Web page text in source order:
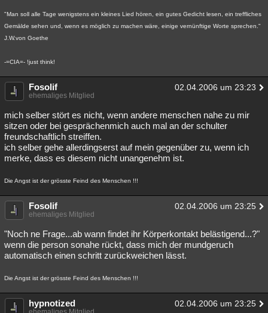
"Man soll alle Tage wenigstens ein kleines Lied hören, ein gutes Gedicht lesen, ein treffliches
Gemälde sehen und, wenn es möglich zu machen wäre, einige vernünftige Worte sprechen."
J.W.von Goethe
-=CIA=- !just think!
Fosolif 02.04.2006 um 23:23
ehemaliges Mitglied
mich selber stört es nicht, wenn andere menschen nahe zu mir
sitzen oder bei gesprächenmich auch mal an der schulter
freundschaftlich streiffen.
ich selber gehe allerdingserst auf mein gegenüber zu, wenn ich
merke, dass es diesem nicht unangenehm ist.
Die Angst ist der grösste Feind des Menschen !!!
Fosolif 02.04.2006 um 23:25
ehemaliges Mitglied
"Noch ne Frage...ab wann findet ihr Körperkontakt belästigend...?"
wenn die person sonahe rückt, dass mich der mundgeruch
automatisch einen schritt zurückweichen lässt.
Die Angst ist der grösste Feind des Menschen !!!
hypnotized 02.04.2006 um 23:25